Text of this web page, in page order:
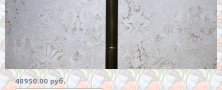
48950.00 руб.